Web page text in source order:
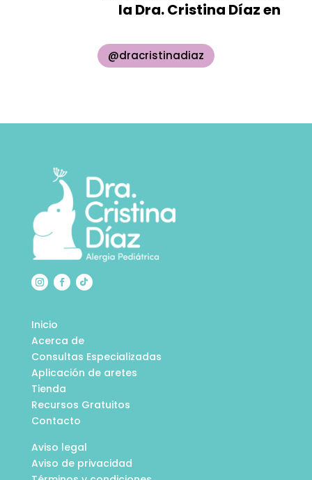
la Dra. Cristina Díaz en
@dracristinadiaz
Inicio
Acerca de
Consultas Especializadas
Aplicación de aretes
Tienda
Recursos Gratuitos
Contacto
Aviso legal
Aviso de privacidad